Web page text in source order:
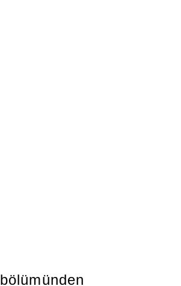
bölümünden